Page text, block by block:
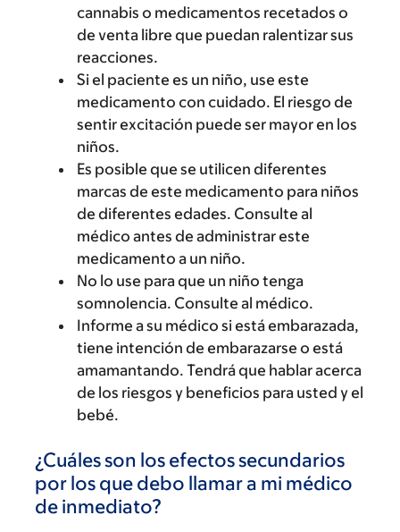
cannabis o medicamentos recetados o
de venta libre que puedan ralentizar sus
reacciones.
Si el paciente es un niño, use este
medicamento con cuidado. El riesgo de
sentir excitación puede ser mayor en los
niños.
Es posible que se utilicen diferentes
marcas de este medicamento para niños
de diferentes edades. Consulte al
médico antes de administrar este
medicamento a un niño.
No lo use para que un niño tenga
somnolencia. Consulte al médico.
Informe a su médico si está embarazada,
tiene intención de embarazarse o está
amamantando. Tendrá que hablar acerca
de los riesgos y beneficios para usted y el
bebé.
¿Cuáles son los efectos secundarios
por los que debo llamar a mi médico
de inmediato?